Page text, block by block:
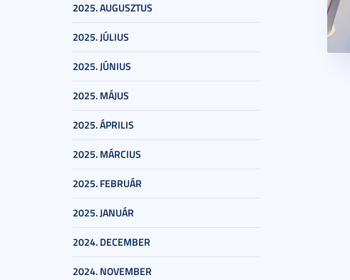
2025. AUGUSZTUS
2025. JÚLIUS
2025. JÚNIUS
2025. MÁJUS
2025. ÁPRILIS
2025. MÁRCIUS
2025. FEBRUÁR
2025. JANUÁR
2024. DECEMBER
2024. NOVEMBER